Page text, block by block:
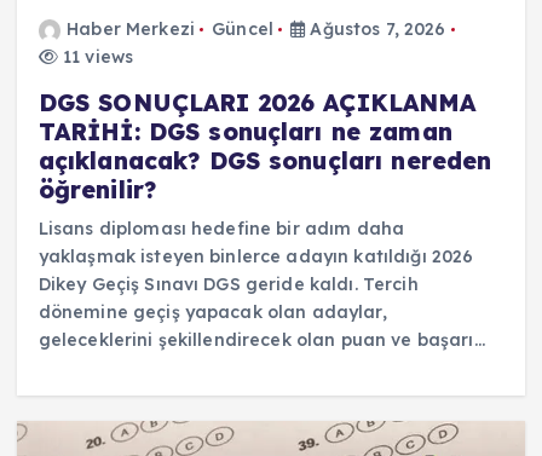
Haber Merkezi Güncel
Ağustos 7, 2026
11 views
DGS SONUÇLARI 2026 AÇIKLANMA
TARİHİ: DGS sonuçları ne zaman
açıklanacak? DGS sonuçları nereden
öğrenilir?
Lisans diploması hedefine bir adım daha
yaklaşmak isteyen binlerce adayın katıldığı 2026
Dikey Geçiş Sınavı DGS geride kaldı. Tercih
dönemine geçiş yapacak olan adaylar,
geleceklerini şekillendirecek olan puan ve başarı…